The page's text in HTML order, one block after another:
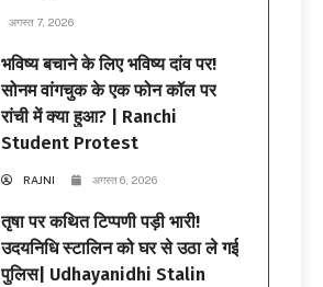
अगस्त 7, 2026
भविष्य बचाने के लिए भविष्य दांव पर!
सोनम वांगचुक के एक फोन कॉल पर
रांची में क्या हुआ? | Ranchi
Student Protest
RAJNI अगस्त 6, 2026
तृषा पर कथित टिप्पणी पड़ी भारी!
उदयनिधि स्टालिन को घर से उठा ले गई
पुलिस| Udhayanidhi Stalin